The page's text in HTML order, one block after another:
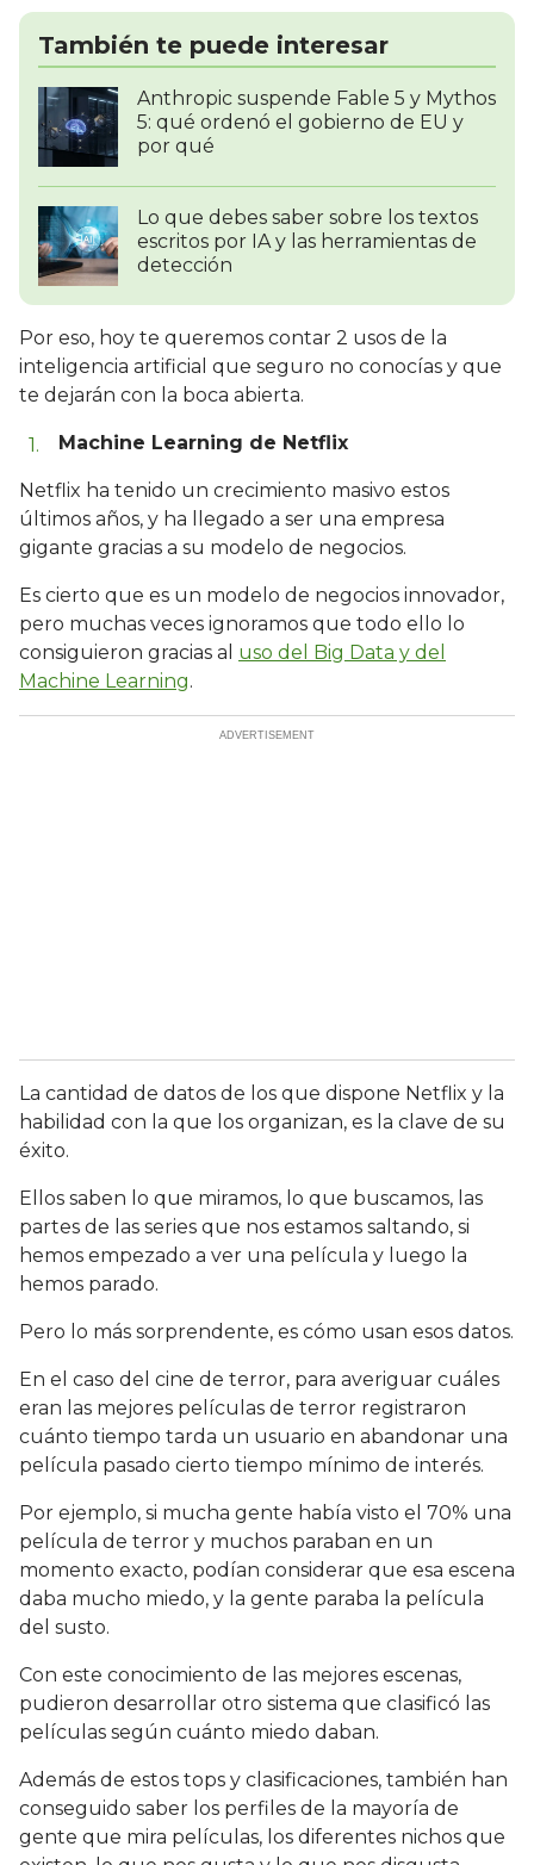
También te puede interesar
Anthropic suspende Fable 5 y Mythos
5: qué ordenó el gobierno de EU y
por qué
Lo que debes saber sobre los textos
escritos por IA y las herramientas de
detección
Por eso, hoy te queremos contar 2 usos de la
inteligencia artificial que seguro no conocías y que
te dejarán con la boca abierta.
Machine Learning de Netflix
Netflix ha tenido un crecimiento masivo estos
últimos años, y ha llegado a ser una empresa
gigante gracias a su modelo de negocios.
Es cierto que es un modelo de negocios innovador,
pero muchas veces ignoramos que todo ello lo
consiguieron gracias al uso del Big Data y del
Machine Learning.
La cantidad de datos de los que dispone Netflix y la
habilidad con la que los organizan, es la clave de su
éxito.
Ellos saben lo que miramos, lo que buscamos, las
partes de las series que nos estamos saltando, si
hemos empezado a ver una película y luego la
hemos parado.
Pero lo más sorprendente, es cómo usan esos datos.
En el caso del cine de terror, para averiguar cuáles
eran las mejores películas de terror registraron
cuánto tiempo tarda un usuario en abandonar una
película pasado cierto tiempo mínimo de interés.
Por ejemplo, si mucha gente había visto el 70% una
película de terror y muchos paraban en un
momento exacto, podían considerar que esa escena
daba mucho miedo, y la gente paraba la película
del susto.
Con este conocimiento de las mejores escenas,
pudieron desarrollar otro sistema que clasificó las
películas según cuánto miedo daban.
Además de estos tops y clasificaciones, también han
conseguido saber los perfiles de la mayoría de
gente que mira películas, los diferentes nichos que